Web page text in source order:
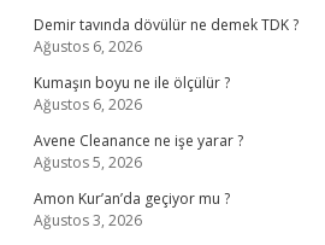
Demir tavında dövülür ne demek TDK ?
Ağustos 6, 2026
Kumaşın boyu ne ile ölçülür ?
Ağustos 6, 2026
Avene Cleanance ne işe yarar ?
Ağustos 5, 2026
Amon Kur’an’da geçiyor mu ?
Ağustos 3, 2026